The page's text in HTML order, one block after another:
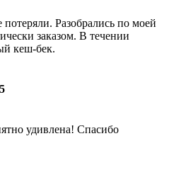
Разобрались по моей
заказом. В течении
кеш-бек.
удивлена! Спасибо